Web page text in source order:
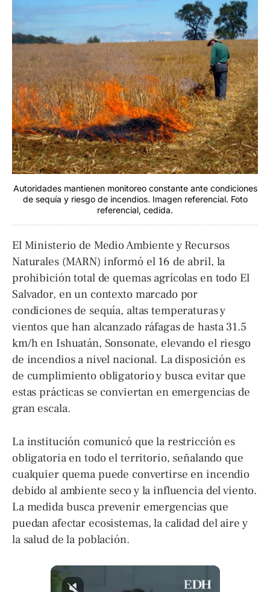
Autoridades mantienen monitoreo constante ante condiciones
de sequía y riesgo de incendios. Imagen referencial. Foto
referencial, cedida.
El Ministerio de Medio Ambiente y Recursos
Naturales (MARN) informó el 16 de abril, la
prohibición total de quemas agrícolas en todo El
Salvador, en un contexto marcado por
condiciones de sequía, altas temperaturas y
vientos que han alcanzado ráfagas de hasta 31.5
km/h en Ishuatán, Sonsonate, elevando el riesgo
de incendios a nivel nacional. La disposición es
de cumplimiento obligatorio y busca evitar que
estas prácticas se conviertan en emergencias de
gran escala.
La institución comunicó que la restricción es
obligatoria en todo el territorio, señalando que
cualquier quema puede convertirse en incendio
debido al ambiente seco y la influencia del viento.
La medida busca prevenir emergencias que
puedan afectar ecosistemas, la calidad del aire y
la salud de la población.